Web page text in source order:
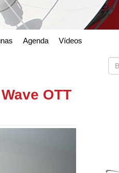
Agenda Vídeos
OTT